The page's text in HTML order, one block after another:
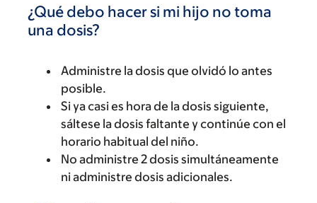
¿Qué debo hacer si mi hijo no toma
una dosis?
Administre la dosis que olvidó lo antes
posible.
Si ya casi es hora de la dosis siguiente,
sáltese la dosis faltante y continúe con el
horario habitual del niño.
No administre 2 dosis simultáneamente
ni administre dosis adicionales.